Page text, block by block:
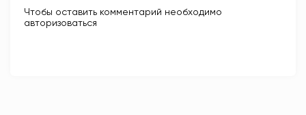
Чтобы оставить комментарий необходимо
авторизоваться